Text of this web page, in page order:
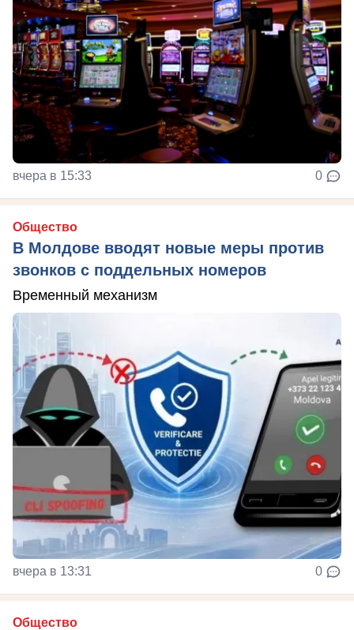
вчера в 15:33 0
Общество
В Молдове вводят новые меры против
звонков с поддельных номеров
Временный механизм
вчера в 13:31 0
Общество